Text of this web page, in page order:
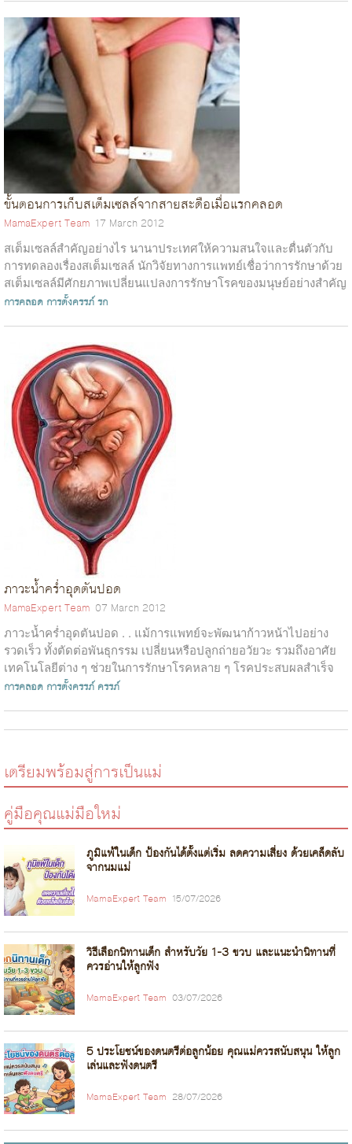
ขั้นตอนการเก็บสเต็มเซลล์จากสายสะดือเมื่อแรกคลอด
MamaExpert Team 17 March 2012
สเต็มเซลล์สำคัญอย่างไร นานาประเทศให้ความสนใจและตื่นตัวกับ
การทดลองเรื่องสเต็มเซลล์ นักวิจัยทางการแพทย์เชื่อว่าการรักษาด้วย
สเต็มเซลล์มีศักยภาพเปลี่ยนแปลงการรักษาโรคของมนุษย์อย่างสำคัญ
มีการรักษาด้วยสเต็...
การคลอด การตั้งครรภ์รก
ภาวะน้ำคร่ำอุดตันปอด
MamaExpert Team 07 March 2012
ภาวะน้ำคร่ำอุดตันปอด . . แม้การแพทย์จะพัฒนาก้าวหน้าไปอย่าง
รวดเร็ว ทั้งตัดต่อพันธุกรรม เปลี่ยนหรือปลูกถ่ายอวัยวะ รวมถึงอาศัย
เทคโนโลยีต่าง ๆ ช่วยในการรักษาโรคหลาย ๆ โรคประสบผลสำเร็จ
เป็นอย่างดี แม้แ...
การคลอด การตั้งครรภ์ ครรภ์
เตรียมพร้อมสู่การเป็นแม่
คู่มือคุณแม่มือใหม่
ภูมิแพ้ในเด็ก ป้องกันได้ตั้งแต่เริ่ม ลดความเสี่ยง ด้วยเคล็ดลับ
จากนมแม่
MamaExpert Team 15/07/2026
วิธีเลือกนิทานเด็ก สำหรับวัย 1-3 ขวบ และแนะนำนิทานที่
ควรอ่านให้ลูกฟัง
MamaExpert Team 03/07/2026
5 ประโยชน์ของดนตรีต่อลูกน้อย คุณแม่ควรสนับสนุน ให้ลูก
เล่นและฟังดนตรี
MamaExpert Team 28/07/2026